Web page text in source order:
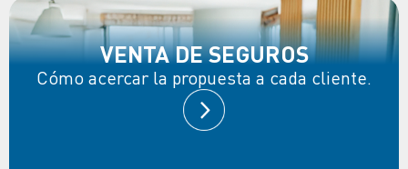
VENTA DE SEGUROS
Cómo acercar la propuesta a cada cliente.